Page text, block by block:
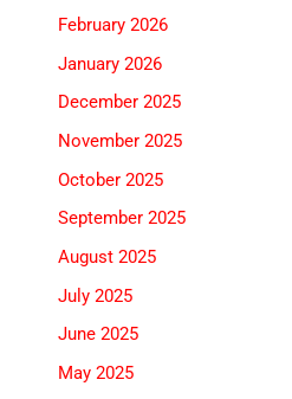
February 2026
January 2026
December 2025
November 2025
October 2025
September 2025
August 2025
July 2025
June 2025
May 2025